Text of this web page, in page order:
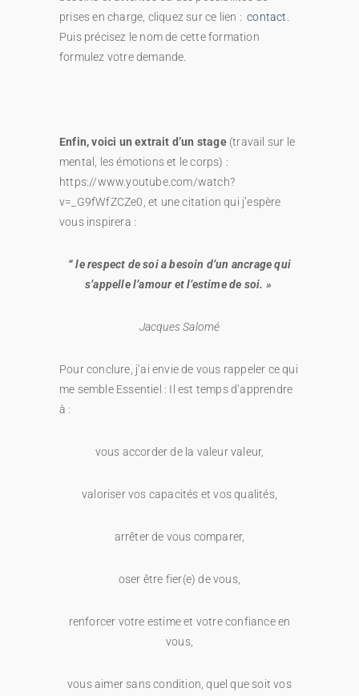
prises en charge, cliquez sur ce lien :contact.
Puis précisez le nom de cette formation
formulez votre demande.
Enfin, voici un extrait d’un stage(travail sur le
mental, les émotions et le corps) :
https://www.youtube.com/watch?
v=_G9fWfZCZe0, et une citation qui j’espère
vous inspirera :
“ le respect de soi a besoin d’un ancrage qui
s’appelle l’amour et l’estime de soi. »
Jacques Salomé
Pour conclure, j’ai envie de vous rappeler ce qui
me semble Essentiel : Il est temps d’apprendre
à :
vous accorder de la valeur valeur,
valoriser vos capacités et vos qualités,
arrêter de vous comparer,
oser être fier(e) de vous,
renforcer votre estime et votre confiance en
vous,
vous aimer sans condition, quel que soit vos